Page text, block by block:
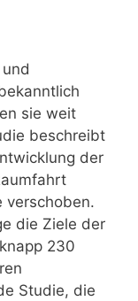
sie weit
beschreibt
der
verschoben.
die Ziele der
230
Studie, die